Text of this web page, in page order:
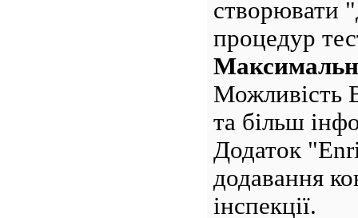
створювати
процедур
Можливість
та більш
Додаток
додавання
інспекції.